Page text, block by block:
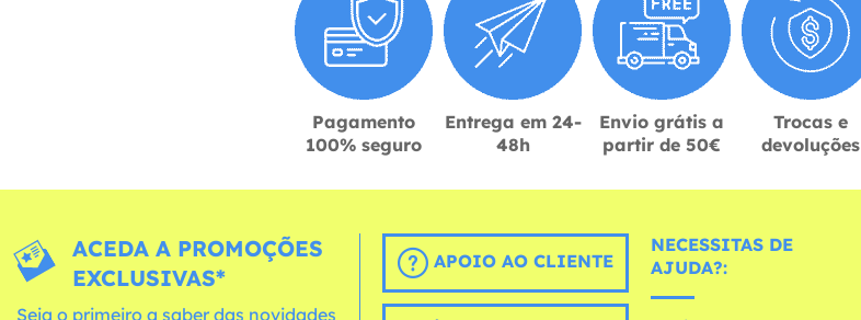
Pagamento
100% seguro
Entrega em 24-
48h
Envio grátis a
partir de 50€
Trocas e
devoluções
ACEDA A PROMOÇÕES
EXCLUSIVAS*
Seja o primeiro a saber das novidades
APOIO AO CLIENTE
NECESSITAS DE
AJUDA?: